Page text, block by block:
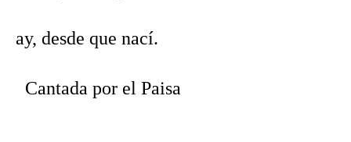
ay, desde que nací.
Cantada por el Paisa